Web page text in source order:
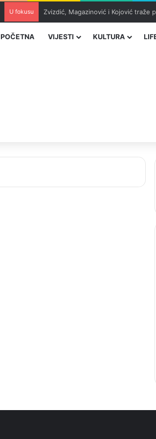
U fokusu Zvizdić, Magazinović i Kojović traže
POČETNA VIJESTI KULTURA